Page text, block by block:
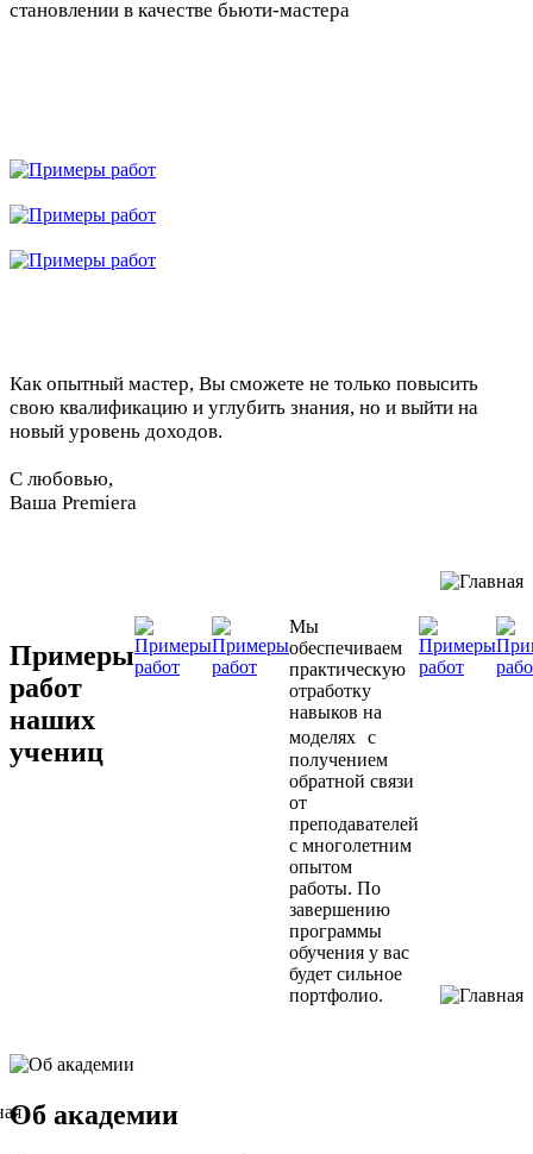
становлении в качестве бьюти-мастера
Как опытный мастер, Вы сможете не только повысить
свою квалификацию и углубить знания, но и выйти на
новый уровень доходов.
С любовью,
Ваша Premiera
Примеры
работ
наших
учениц
Мы
обеспечиваем
практическую
отработку
навыков на
моделях с
получением
обратной связи
от
преподавателей
с многолетним
опытом
работы. По
завершению
программы
обучения у вас
будет сильное
портфолио.
Об академии